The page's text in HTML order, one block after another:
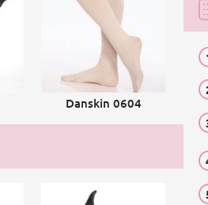
Danskin 0604